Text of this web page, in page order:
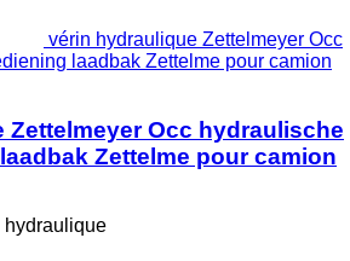
vérin hydraulique Zettelmeyer Occ
laadbak Zettelme pour camion
Zettelmeyer Occ hydraulische
Zettelme pour camion
hydraulique